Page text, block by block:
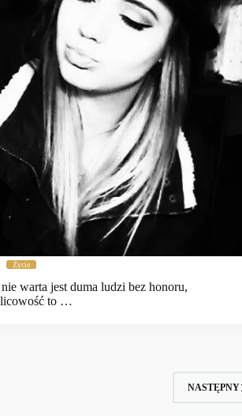
Życie
warta jest duma ludzi bez honoru,
to …
NASTĘPNY